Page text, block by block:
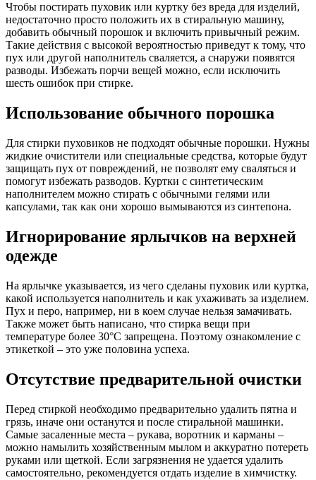
Чтобы постирать пуховик или куртку без вреда для изделий,
недостаточно просто положить их в стиральную машину,
добавить обычный порошок и включить привычный режим.
Такие действия с высокой вероятностью приведут к тому, что
пух или другой наполнитель сваляется, а снаружи появятся
разводы. Избежать порчи вещей можно, если исключить
шесть ошибок при стирке.
Использование обычного порошка
Для стирки пуховиков не подходят обычные порошки. Нужны
жидкие очистители или специальные средства, которые будут
защищать пух от повреждений, не позволят ему сваляться и
помогут избежать разводов. Куртки с синтетическим
наполнителем можно стирать с обычными гелями или
капсулами, так как они хорошо вымываются из синтепона.
Игнорирование ярлычков на верхней
одежде
На ярлычке указывается, из чего сделаны пуховик или куртка,
какой используется наполнитель и как ухаживать за изделием.
Пух и перо, например, ни в коем случае нельзя замачивать.
Также может быть написано, что стирка вещи при
температуре более 30°C запрещена. Поэтому ознакомление с
этикеткой – это уже половина успеха.
Отсутствие предварительной очистки
Перед стиркой необходимо предварительно удалить пятна и
грязь, иначе они останутся и после стиральной машинки.
Самые засаленные места – рукава, воротник и карманы –
можно намылить хозяйственным мылом и аккуратно потереть
руками или щеткой. Если загрязнения не удается удалить
самостоятельно, рекомендуется отдать изделие в химчистку.